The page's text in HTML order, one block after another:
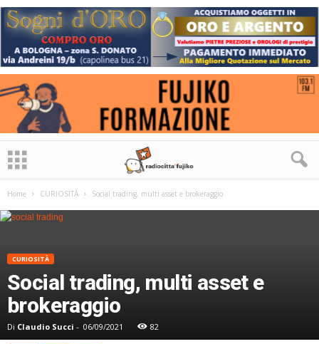
Home CURIOSITÀ Social trading, multi asset e brokeraggio
CURIOSITÀ
Social trading, multi asset e
brokeraggio
Di Claudio Succi - 06/09/2021 82